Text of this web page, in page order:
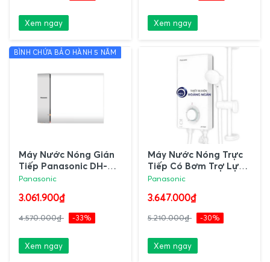
Xem ngay Xem ngay
BÌNH CHỨA BẢO HÀNH 5 NĂM
Máy Nước Nóng Gián
Tiếp Panasonic DH-
15HBMVWL 15L
Panasonic
3.061.900₫
4.570.000₫ -33%
Xem ngay
Máy Nước Nóng Trực
Tiếp Có Bơm Trợ Lực
V - Series DH-3VP1VW
Panasonic
3.647.000₫
5.210.000₫ -30%
Xem ngay